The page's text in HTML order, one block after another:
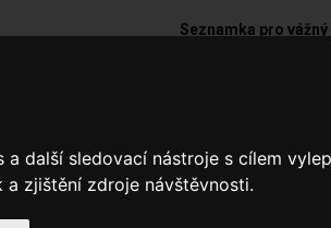
další sledovací nástroje s cílem
zjištění zdroje návštěvnosti.
Seznamka pro vážný
Sex